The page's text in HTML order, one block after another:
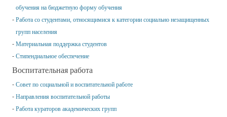
обучения на бюджетную форму обучения
Работа со студентами, относящимися к категории социально незащищенных
групп населения
Материальная поддержка студентов
Стипендиальное обеспечение
Воспитательная работа
Совет по социальной и воспитательной работе
Направления воспитательной работы
Работа кураторов академических групп